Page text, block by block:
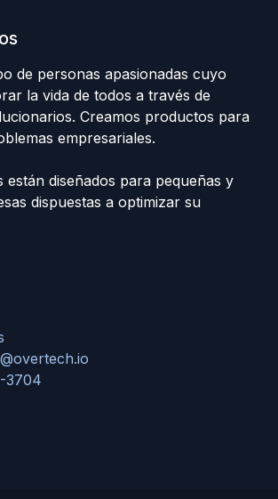
de personas apasionadas cuyo
la vida de todos a través de
Creamos productos para
empresariales.
están diseñados para pequeñas y
dispuestas a optimizar su
3704